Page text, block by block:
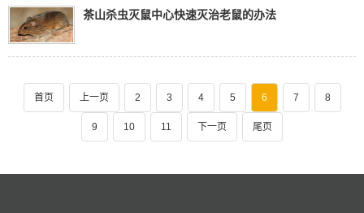
茶山杀虫灭鼠中心快速灭治老鼠的办法
首页 上一页 2 3 4 5 6 7 8
9 10 11 下一页 尾页